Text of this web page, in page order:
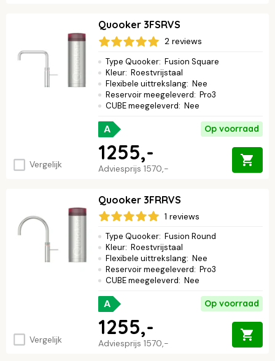
Vergelijk
Quooker 3FSRVS
2 reviews
Type Quooker: Fusion Square
Kleur: Roestvrijstaal
Flexibele uittrekslang: Nee
Reservoir meegeleverd: Pro3
CUBE meegeleverd: Nee
A Op voorraad
Adviesprijs 1570,-
1255,-
Vergelijk
Quooker 3FRRVS
1 reviews
Type Quooker: Fusion Round
Kleur: Roestvrijstaal
Flexibele uittrekslang: Nee
Reservoir meegeleverd: Pro3
CUBE meegeleverd: Nee
A Op voorraad
Adviesprijs 1570,-
1255,-